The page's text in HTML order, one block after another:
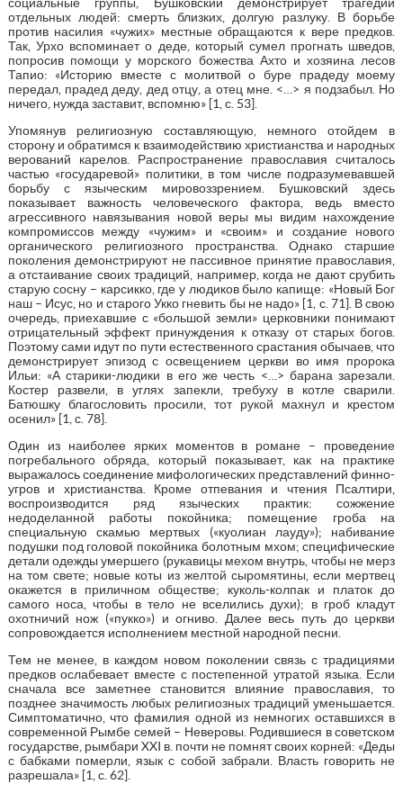
отдельных людей: смерть близких, долгую разлуку. В борьбе
против насилия «чужих» местные обращаются к вере предков.
Так, Урхо вспоминает о деде, который сумел прогнать шведов,
попросив помощи у морского божества Ахто и хозяина лесов
Тапио: «Историю вместе с молитвой о буре прадеду моему
передал, прадед деду, дед отцу, а отец мне. <…> я подзабыл. Но
ничего, нужда заставит, вспомню» [1, с. 53].
Упомянув религиозную составляющую, немного отойдем в
сторону и обратимся к взаимодействию христианства и народных
верований карелов. Распространение православия считалось
частью «государевой» политики, в том числе подразумевавшей
борьбу с языческим мировоззрением. Бушковский здесь
показывает важность человеческого фактора, ведь вместо
агрессивного навязывания новой веры мы видим нахождение
компромиссов между «чужим» и «своим» и создание нового
органического религиозного пространства. Однако старшие
поколения демонстрируют не пассивное принятие православия,
а отстаивание своих традиций, например, когда не дают срубить
старую сосну – карсикко, где у людиков было капище: «Новый Бог
наш – Исус, но и старого Укко гневить бы не надо» [1, с. 71]. В свою
очередь, приехавшие с «большой земли» церковники понимают
отрицательный эффект принуждения к отказу от старых богов.
Поэтому сами идут по пути естественного срастания обычаев, что
демонстрирует эпизод с освещением церкви во имя пророка
Ильи: «А старики-людики в его же честь <…> барана зарезали.
Костер развели, в углях запекли, требуху в котле сварили.
Батюшку благословить просили, тот рукой махнул и крестом
осенил» [1, с. 78].
Один из наиболее ярких моментов в романе – проведение
погребального обряда, который показывает, как на практике
выражалось соединение мифологических представлений финно-
угров и христианства. Кроме отпевания и чтения Псалтири,
воспроизводится ряд языческих практик: сожжение
недоделанной работы покойника; помещение гроба на
специальную скамью мертвых («куолиан лауду»); набивание
подушки под головой покойника болотным мхом; специфические
детали одежды умершего (рукавицы мехом внутрь, чтобы не мерз
на том свете; новые коты из желтой сыромятины, если мертвец
окажется в приличном обществе; куколь-колпак и платок до
самого носа, чтобы в тело не вселились духи); в гроб кладут
охотничий нож («пукко») и огниво. Далее весь путь до церкви
сопровождается исполнением местной народной песни.
Тем не менее, в каждом новом поколении связь с традициями
предков ослабевает вместе с постепенной утратой языка. Если
сначала все заметнее становится влияние православия, то
позднее значимость любых религиозных традиций уменьшается.
Симптоматично, что фамилия одной из немногих оставшихся в
современной Рымбе семей – Неверовы. Родившиеся в советском
государстве, рымбари XXI в. почти не помнят своих корней: «Деды
с бабками померли, язык с собой забрали. Власть говорить не
разрешала» [1, с. 62].